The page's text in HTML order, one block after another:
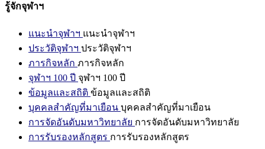
รู้จักจุฬาฯ
แนะนำจุฬาฯ แนะนำจุฬาฯ
ประวัติจุฬาฯ ประวัติจุฬาฯ
ภารกิจหลัก ภารกิจหลัก
จุฬาฯ 100 ปี จุฬาฯ 100 ปี
ข้อมูลและสถิติ ข้อมูลและสถิติ
บุคคลสำคัญที่มาเยือน บุคคลสำคัญที่มาเยือน
การจัดอันดับมหาวิทยาลัย การจัดอันดับมหาวิทยาลัย
การรับรองหลักสูตร การรับรองหลักสูตร